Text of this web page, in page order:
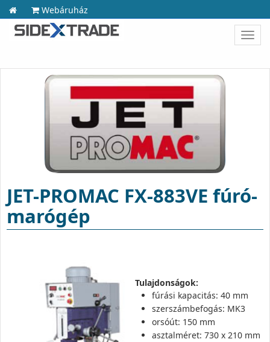
Webáruház
JET-PROMAC FX-883VE fúró-
marógép
Tulajdonságok:
fúrási kapacitás: 40 mm
szerszámbefogás: MK3
orsóút: 150 mm
asztalméret: 730 x 210 mm